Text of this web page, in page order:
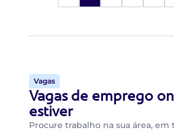
Vagas
Vagas de emprego
estiver
Procure trabalho na sua área, em